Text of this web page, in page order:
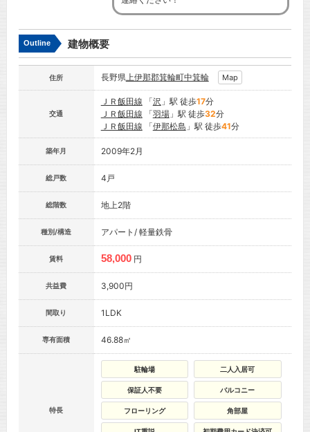
Outline 建物概要
住所 長野県上伊那郡箕輪町中箕輪 Map
交通
ＪＲ飯田線 「沢 」駅 徒歩17分
ＪＲ飯田線 「羽場」駅 徒歩32分
ＪＲ飯田線 「伊那松島 」駅 徒歩41分
築年月 2009年2月
総戸数 4戸
総階数 地上2階
種別/構造 アパート/ 軽量鉄骨
賃料 58,000 円
共益費 3,900円
間取り 1LDK
専有面積 46.88㎡
特長
駐輪場 二人入居可
保証人不要 バルコニー
フローリング 角部屋